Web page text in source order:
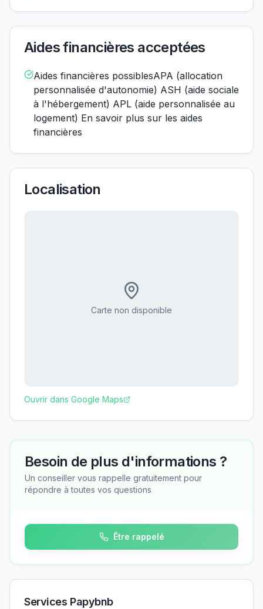
Aides financières acceptées
Aides financières possiblesAPA (allocation
personnalisée d'autonomie) ASH (aide sociale
à l'hébergement) APL (aide personnalisée au
logement) En savoir plus sur les aides
financières
Localisation
Carte non disponible
Ouvrir dans Google Maps
Besoin de plus d'informations ?
Un conseiller vous rappelle gratuitement pour
répondre à toutes vos questions
Être rappelé
Services Papybnb